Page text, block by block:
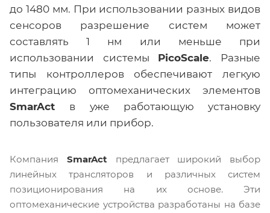
до 1480 мм. При использовании разных видов
сенсоров разрешение систем может
составлять 1 нм или меньше при
использовании системы PicoScale. Разные
типы контроллеров обеспечивают легкую
интеграцию оптомеханических элементов
SmarAct в уже работающую установку
пользователя или прибор.
Компания SmarAct предлагает широкий выбор
линейных трансляторов и различных систем
позиционирования на их основе. Эти
оптомеханические устройства разработаны на базе